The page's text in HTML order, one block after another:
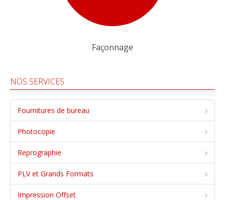
Façonnage
NOS SERVICES
Fournitures de bureau
Photocopie
Reprographie
PLV et Grands Formats
Impression Offset